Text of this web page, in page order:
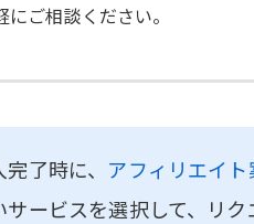
ご相談ください。
了時に、 アフィリエイ
ービスを選択して、リク